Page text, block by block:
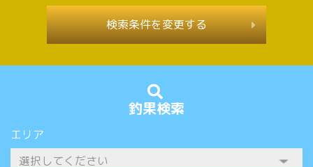
釣果検索
エリア
検索条件を変更する